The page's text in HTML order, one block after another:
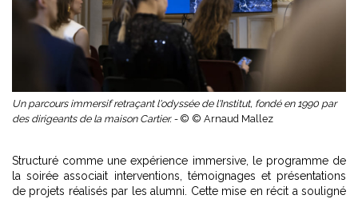
Un parcours immersif retraçant l'odyssée de l'Institut, fondé en 1990 par
des dirigeants de la maison Cartier. - © © Arnaud Mallez
Structuré comme une expérience immersive, le programme de
la soirée associait interventions, témoignages et présentations
de projets réalisés par les alumni. Cette mise en récit a souligné